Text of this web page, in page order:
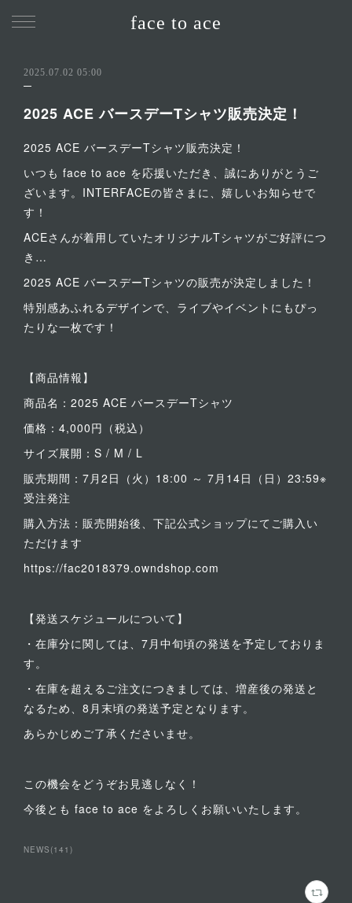
face to ace
2025.07.02 05:00
2025 ACE バースデーTシャツ販売決定！
2025 ACE バースデーTシャツ販売決定！
いつも face to ace を応援いただき、誠にありがとうご
ざいます。INTERFACEの皆さまに、嬉しいお知らせで
す！
ACEさんが着用していたオリジナルTシャツがご好評につ
き…
2025 ACE バースデーTシャツの販売が決定しました！
特別感あふれるデザインで、ライブやイベントにもぴっ
たりな一枚です！
【商品情報】
商品名：2025 ACE バースデーTシャツ
価格：4,000円（税込）
サイズ展開：S / M / L
販売期間：7月2日（火）18:00 ～ 7月14日（日）23:59※
受注発注
購入方法：販売開始後、下記公式ショップにてご購入い
ただけます
https://fac2018379.owndshop.com
【発送スケジュールについて】
・在庫分に関しては、7月中旬頃の発送を予定しておりま
す。
・在庫を超えるご注文につきましては、増産後の発送と
なるため、8月末頃の発送予定となります。
あらかじめご了承くださいませ。
この機会をどうぞお見逃しなく！
今後とも face to ace をよろしくお願いいたします。
NEWS (141 )